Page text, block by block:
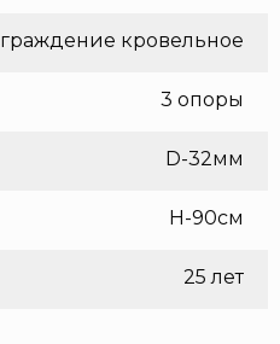
кровельное
3 опоры
D-32мм
H-90см
25 лет